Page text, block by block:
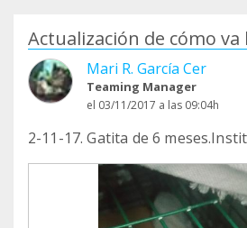
Actualización de cómo va
Mari R. García Cer
Teaming Manager
el 03/11/2017 a las 09:04h
2-11-17. Gatita de 6